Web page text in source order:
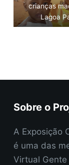
crianças
Lagoa
Sobre o
A Exposição
é uma das
Virtual Gente